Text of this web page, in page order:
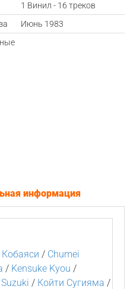
1 Винил - 16 треков
Июнь 1983
информация
/ Chumei
/ Kensuke Kyou /
/ Койти Сугияма /